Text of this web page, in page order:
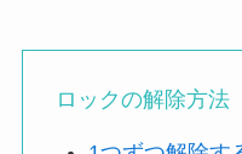
ロックの解除方法